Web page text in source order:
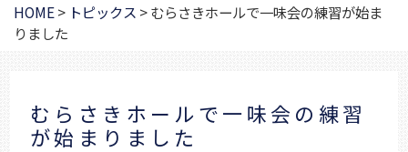
プHOME> トピックス >むらさきホールで一味会の練習が始ま
りました
むらさきホールで一味会の練習
が始まりました